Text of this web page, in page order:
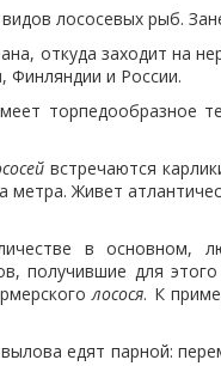
лососевых рыб.
откуда заходит на
Финляндии и России.
торпедообразное
встречаются
метра. Живет
в основном,
получившие для
лосося. К
едят парной: